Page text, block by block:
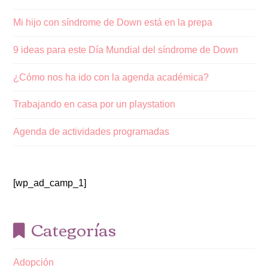
Mi hijo con síndrome de Down está en la prepa
9 ideas para este Día Mundial del síndrome de Down
¿Cómo nos ha ido con la agenda académica?
Trabajando en casa por un playstation
Agenda de actividades programadas
[wp_ad_camp_1]
Categorías
Adopción